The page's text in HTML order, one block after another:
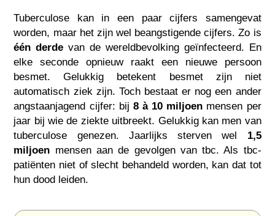
Tuberculose kan in een paar cijfers samengevat
worden, maar het zijn wel beangstigende cijfers. Zo is
één derde van de wereldbevolking geïnfecteerd. En
elke seconde opnieuw raakt een nieuwe persoon
besmet. Gelukkig betekent besmet zijn niet
automatisch ziek zijn. Toch bestaat er nog een ander
angstaanjagend cijfer: bij 8 à 10 miljoen mensen per
jaar bij wie de ziekte uitbreekt. Gelukkig kan men van
tuberculose genezen. Jaarlijks sterven wel 1,5
miljoen mensen aan de gevolgen van tbc. Als tbc-
patiënten niet of slecht behandeld worden, kan dat tot
hun dood leiden.